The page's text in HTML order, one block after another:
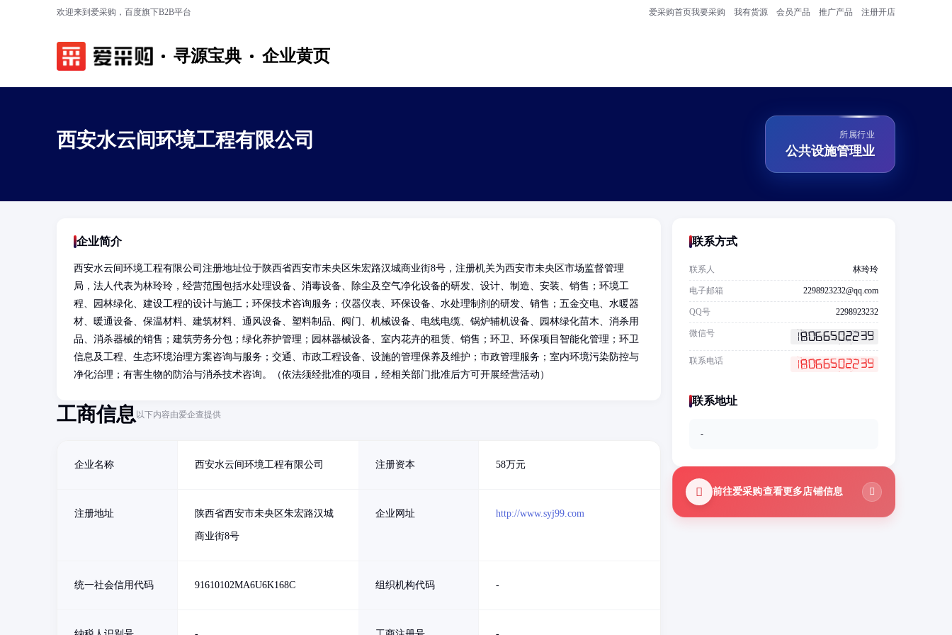
欢迎来到爱采购，百度旗下B2B平台 爱采购首页我要采购 我有货源 会员产品 推广产品 注册开店
寻源宝典 企业黄页
西安水云间环境工程有限公司 所属行业
公共设施管理业
企业简介
西安水云间环境工程有限公司注册地址位于陕西省西安市未央区朱宏路汉城商业街8号，注册机关为西安市未央区市场监督管理
局，法人代表为林玲玲，经营范围包括水处理设备、消毒设备、除尘及空气净化设备的研发、设计、制造、安装、销售；环境工
程、园林绿化、建设工程的设计与施工；环保技术咨询服务；仪器仪表、环保设备、水处理制剂的研发、销售；五金交电、水暖器
材、暖通设备、保温材料、建筑材料、通风设备、塑料制品、阀门、机械设备、电线电缆、锅炉辅机设备、园林绿化苗木、消杀用
品、消杀器械的销售；建筑劳务分包；绿化养护管理；园林器械设备、室内花卉的租赁、销售；环卫、环保项目智能化管理；环卫
信息及工程、生态环境治理方案咨询与服务；交通、市政工程设备、设施的管理保养及维护；市政管理服务；室内环境污染防控与
净化治理；有害生物的防治与消杀技术咨询。（依法须经批准的项目，经相关部门批准后方可开展经营活动）
工商信息以下内容由爱企查提供
企业名称 西安水云间环境工程有限公司 注册资本 58万元
注册地址 陕西省西安市未央区朱宏路汉城
商业街8号
企业网址 http://www.syj99.com
统一社会信用代码 91610102MA6U6K168C 组织机构代码 -
联系方式
联系人 林玲玲
电子邮箱 2298923232@qq.com
QQ号 2298923232
微信号
联系电话
联系地址
-
前往爱采购查看更多店铺信息